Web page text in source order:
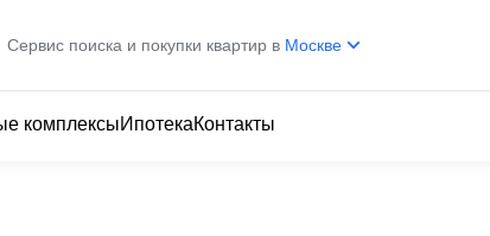
Сервис поиска и покупки квартир в Москве
комплексыИпотекаКонтакты